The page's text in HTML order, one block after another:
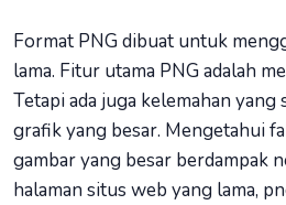
Format PNG dibuat untuk
lama. Fitur utama PNG adalah
Tetapi ada juga kelemahan
grafik yang besar. Mengetahui
gambar yang besar berdampak
halaman situs web yang lama,